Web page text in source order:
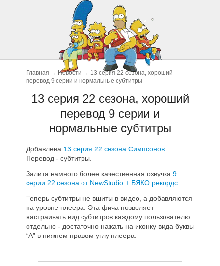
Главная → Новости → 13 серия 22 сезона, хороший
перевод 9 серии и нормальные субтитры
13 серия 22 сезона, хороший
перевод 9 серии и
нормальные субтитры
Добавлена 13 серия 22 сезона Симпсонов
Перевод - субтитры.
Залита намного более качественная озвучка 9
серии 22 сезона от NewStudio + БЯКО рекордс
Теперь субтитры не вшиты в видео, а добавляются
на уровне плеера. Эта фича позволяет
настраивать вид субтитров каждому пользователю
отдельно - достаточно нажать на иконку вида буквы
“А” в нижнем правом углу плеера.